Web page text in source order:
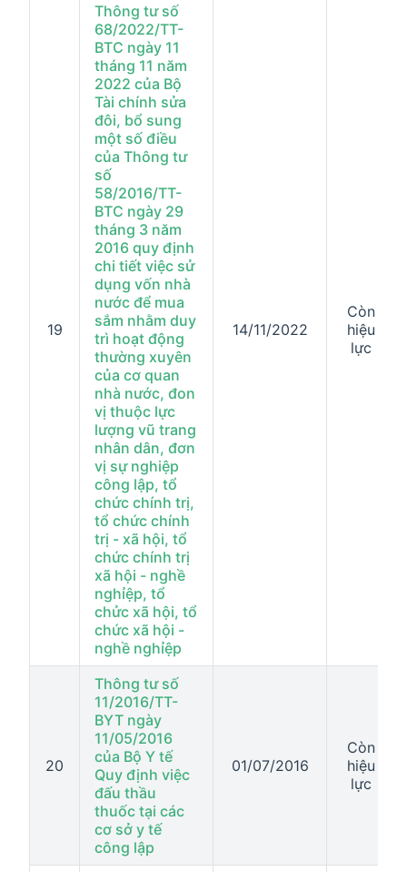
19
Thông tư số
68/2022/TT-
BTC ngày 11
tháng 11 năm
2022 của Bộ
Tài chính sửa
đôi, bổ sung
một số điều
của Thông tư
số
58/2016/TT-
BTC ngày 29
tháng 3 năm
2016 quy định
chi tiết việc sử
dụng vốn nhà
nước để mua
sắm nhằm duy
trì hoạt động
thường xuyên
của cơ quan
nhà nước, đon
vị thuộc lực
lượng vũ trang
nhân dân, đơn
vị sự nghiệp
công lập, tổ
chức chính trị,
tổ chức chính
trị - xã hội, tổ
chức chính trị
xã hội - nghề
nghỉệp, tổ
chửc xã hội, tổ
chức xã hội -
nghề nghỉệp
14/11/2022
Còn
hiệu
lực
20
Thông tư số
11/2016/TT-
BYT ngày
11/05/2016
của Bộ Y tế
Quy định việc
đấu thầu
thuốc tại các
cơ sở y tế
công lập
01/07/2016
Còn
hiệu
lực